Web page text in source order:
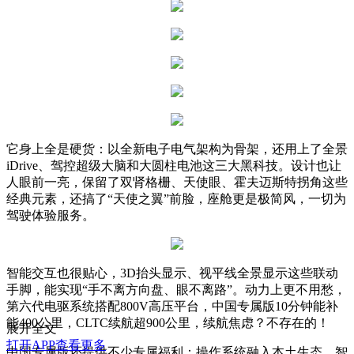
它身上全是硬货：以全新电子电气架构为骨架，还用上了全景
iDrive、驾控超级大脑和大圆柱电池这三大黑科技。设计也让
人眼前一亮，保留了双肾格栅、天使眼、霍夫迈斯特拐角这些
经典元素，还搞了“天使之翼”前脸，座舱更是极简风，一切为
驾驶体验服务。
智能交互也很贴心，3D抬头显示、视平线全景显示这些联动
手脚，能实现“手不离方向盘、眼不离路”。动力上更不用愁，
第六代电驱系统搭配800V高压平台，中国专属版10分钟能补
能400公里，CLTC续航超900公里，续航焦虑？不存在的！
展开全文
打开APP查看更多